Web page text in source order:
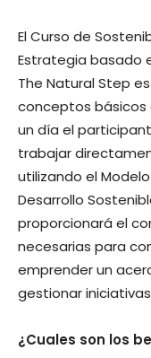
El Curso de
Estrategia basado
The Natural Step
conceptos básicos
un día el
trabajar
utilizando el
Desarrollo
proporcionará el
necesarias para
emprender un
gestionar
¿Cuales son los